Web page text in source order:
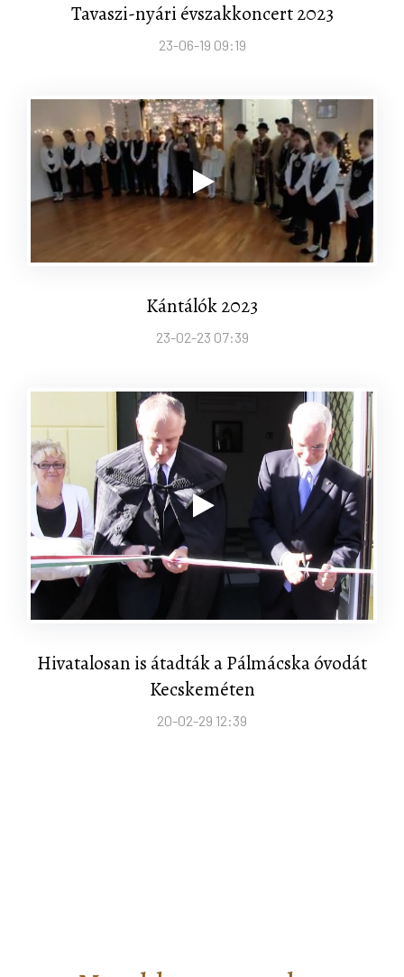
Tavaszi-nyári évszakkoncert 2023
23-06-19 09:19
Kántálók 2023
23-02-23 07:39
Hivatalosan is átadták a Pálmácska óvodát
Kecskeméten
20-02-29 12:39